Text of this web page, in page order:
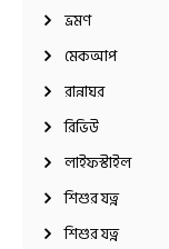
ভ্রমণ
মেকআপ
রান্নাঘর
রিভিউ
লাইফস্টাইল
শিশুর যত্ন
শিশুর যত্ন